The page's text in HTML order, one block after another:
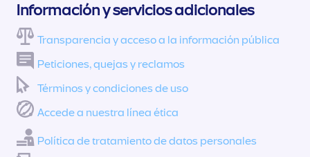
Información y servicios adicionales
Transparencia y acceso a la información pública
Peticiones, quejas y reclamos
Términos y condiciones de uso
Accede a nuestra línea ética
Política de tratamiento de datos personales